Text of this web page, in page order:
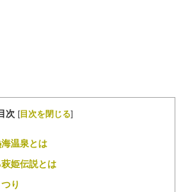
次 [目次を閉じる]
温泉とは
姫伝説とは
り